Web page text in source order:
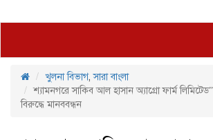
খুলনা বিভাগ,সারা বাংলা
শ্যামনগরে সাকিব আল হাসান অ্যাগ্রো ফার্ম লিমিটেড”
বিরুদ্ধে মানববন্ধন